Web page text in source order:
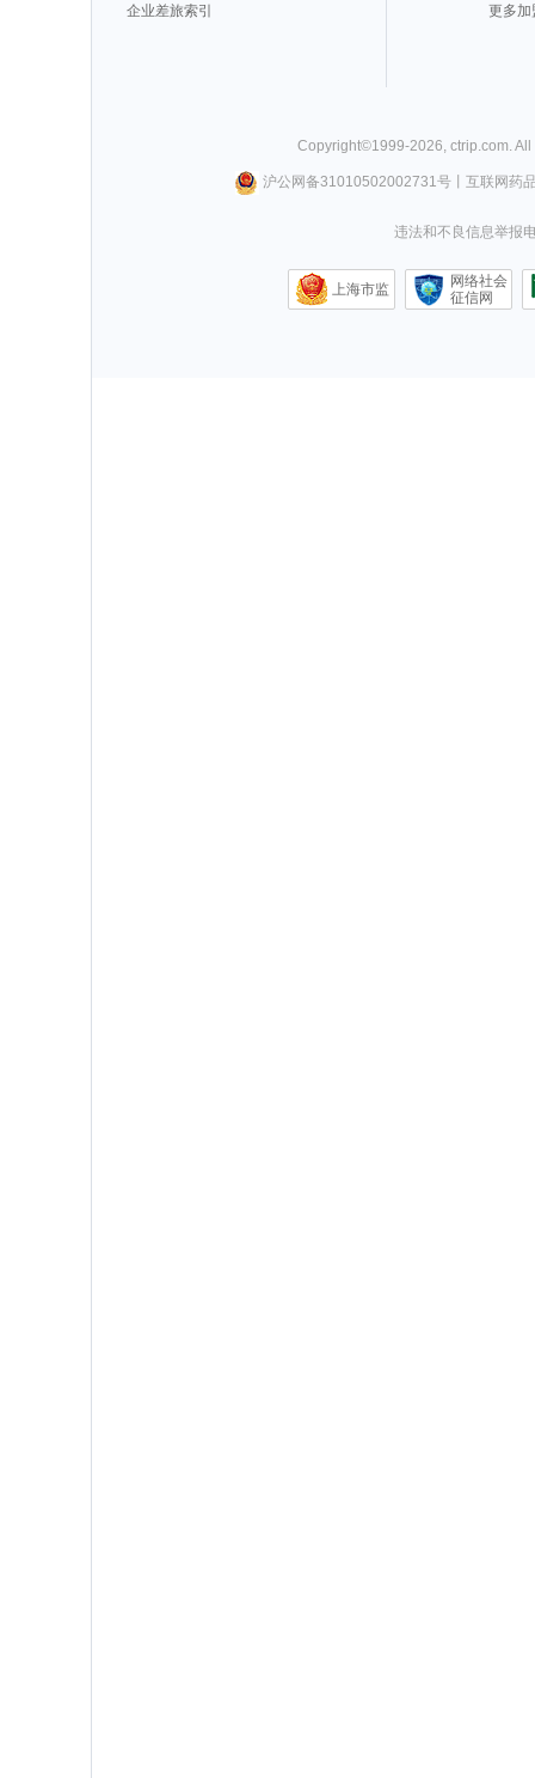
企业差旅索引
更多加
Copyright©1999-2026 ctrip.com .
沪公网备31010502002731号丨 互联网药
违法和不良信息举报
上海市监
网络社会
征信网